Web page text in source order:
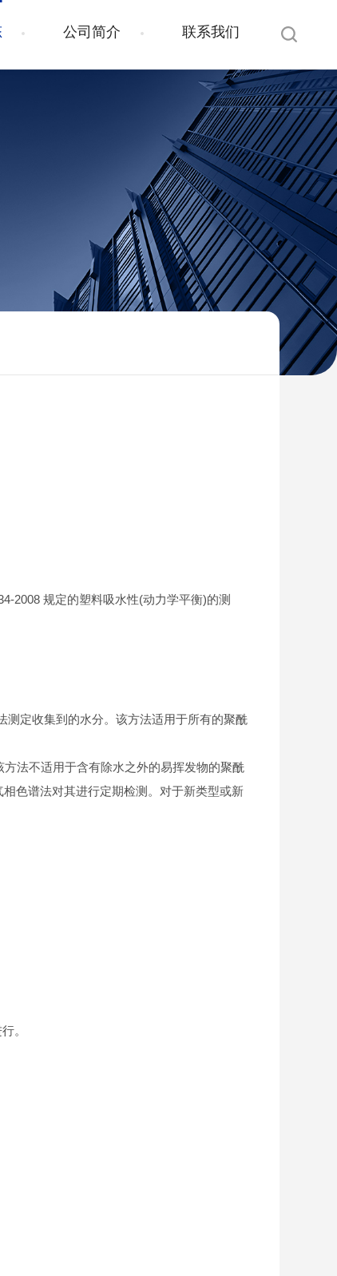
公司简介 联系我们
2008 规定的塑料吸水性(动力学平衡)的测
测定收集到的水分。该方法适用于所有的聚酰
法不适用于含有除水之外的易挥发物的聚酰
色谱法对其进行定期检测。对于新类型或新
。